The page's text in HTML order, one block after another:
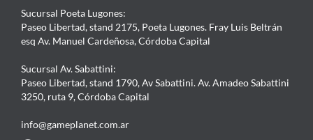
Sucursal Poeta Lugones:
Paseo Libertad, stand 2175, Poeta Lugones. Fray Luis Beltrán
esq Av. Manuel Cardeñosa, Córdoba Capital
Sucursal Av. Sabattini:
Paseo Libertad, stand 1790, Av Sabattini. Av. Amadeo Sabattini
3250, ruta 9, Córdoba Capital
info@gameplanet.com.ar